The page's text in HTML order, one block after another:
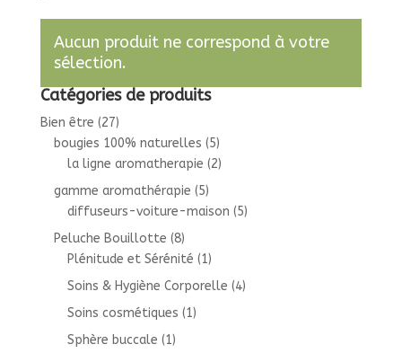
Aucun produit ne correspond à votre
sélection.
Catégories de produits
Bien être (27)
bougies 100% naturelles (5)
la ligne aromatherapie (2)
gamme aromathérapie (5)
diffuseurs-voiture-maison (5)
Peluche Bouillotte (8)
Plénitude et Sérénité (1)
Soins & Hygiène Corporelle (4)
Soins cosmétiques (1)
Sphère buccale (1)